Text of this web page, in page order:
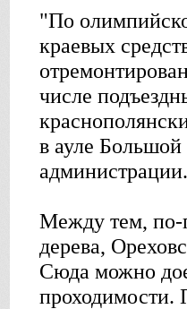
"По
краевых
числе
в ауле
администрации.
Между тем, по-
дерева,
Сюда можно
проходимости.